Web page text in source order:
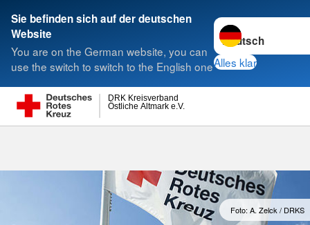
Sie befinden sich auf der deutschen
Website
You are on the German website, you can
use the switch to switch to the English one
Sprache wechseln
Alles klar
Östliche Altmark e.V.
DRK Kreisverband
Suche
Kreisverbände
Foto: A. Zelck / DRKS